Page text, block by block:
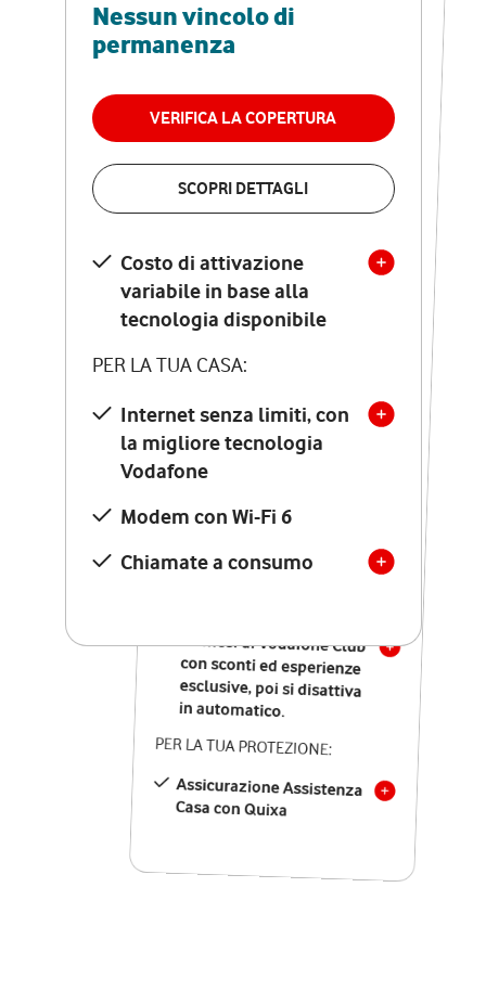
Nessun vincolo di
permanenza
VERIFICA LA COPERTURA
SCOPRI DETTAGLI
Costo di attivazione
variabile in base alla
tecnologia disponibile
PER LA TUA CASA:
Internet senza limiti, con
la migliore tecnologia
Vodafone
Modem con Wi-Fi 6
Chiamate a consumo
RETE FISSA + VODAFONE CLUB
29,95€
permanenza
VERIFICA LA COPERTURA
Costo di attivazione
variabile in base alla
tecnologia disponibile
PER LA TUA CASA:
Internet senza limiti, con
la migliore tecnologia
Vodafone
Modem Seven con Wi-Fi 7
Chiamate illimitate verso
numeri fissi e mobili
nazionali
12 mesi di Vodafone Club
con sconti ed esperienze
esclusive, poi si disattiva
in automatico.
PER LA TUA PROTEZIONE:
Assicurazione Assistenza
Casa con Quixa